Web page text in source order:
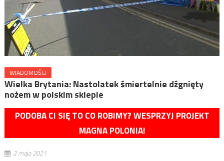
WIADOMOŚCI
Wielka Brytania: Nastolatek śmiertelnie dźgnięty
nożem w polskim sklepie
PODOBA CI SIĘ TO CO ROBIMY? WESPRZYJ PROJEKT
MAGNA POLONIA!
2 maja 2021